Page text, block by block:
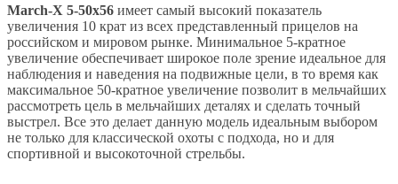
March-X 5-50х56 имеет самый высокий показатель
увеличения 10 крат из всех представленный прицелов на
российском и мировом рынке. Минимальное 5-кратное
увеличение обеспечивает широкое поле зрение идеальное для
наблюдения и наведения на подвижные цели, в то время как
максимальное 50-кратное увеличение позволит в мельчайших
рассмотреть цель в мельчайших деталях и сделать точный
выстрел. Все это делает данную модель идеальным выбором
не только для классической охоты с подхода, но и для
спортивной и высокоточной стрельбы.